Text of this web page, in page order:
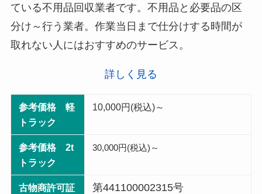
ている不用品回収業者です。不用品と必要品の区
分け～行う業者。作業当日まで仕分けする時間が
取れない人にはおすすめのサービス。
詳しく見る
参考価格 軽
トラック
10,000円(税込)～
参考価格 2t
トラック
30,000円(税込)～
古物商許可証
第441100002315号